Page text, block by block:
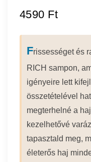
4590 Ft
Frissességet és
RICH sampon,
igényeire lett
összetételével
megterhelné a
kezelhetővé
tapasztald meg,
életerős haj